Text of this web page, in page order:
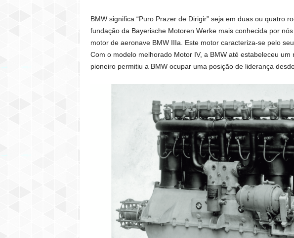
BMW significa “Puro Prazer de Dirigir” seja em duas ou quatro
fundação da Bayerische Motoren Werke mais conhecida por
motor de aeronave BMW IIIa. Este motor caracteriza-se pelo
Com o modelo melhorado Motor IV, a BMW até estabeleceu
pioneiro permitiu a BMW ocupar uma posição de liderança